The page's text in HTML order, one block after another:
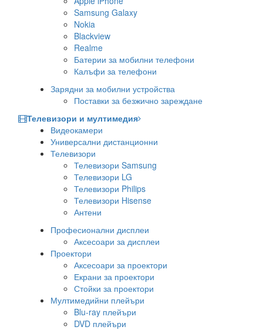
Samsung Galaxy
Nokia
Blackview
Realme
Батерии за мобилни телефони
Калъфи за телефони
Зарядни за мобилни устройства
Поставки за безжично зареждане
Телевизори и мултимедия
Видеокамери
Универсални дистанционни
Телевизори
Телевизори Samsung
Телевизори LG
Телевизори Philips
Телевизори Hisense
Антени
Професионални дисплеи
Аксесоари за дисплеи
Проектори
Аксесоари за проектори
Екрани за проектори
Стойки за проектори
Мултимедийни плейъри
Blu-ray плейъри
DVD плейъри